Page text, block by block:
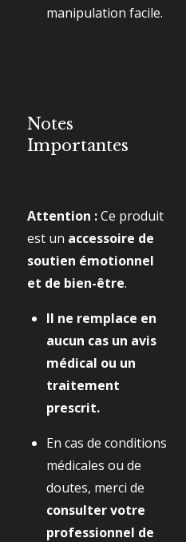
manipulation facile.
Notes
Importantes
Attention :Ce produit
est un accessoire de
soutien émotionnel
et de bien-être.
Il ne remplace en
aucun cas un avis
médical ou un
traitement
prescrit.
En cas de conditions
médicales ou de
doutes, merci de
consulter votre
professionnel de